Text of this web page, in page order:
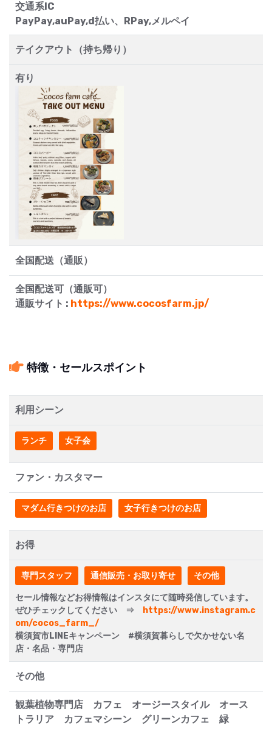
交通系IC
PayPay,auPay,d払い、RPay,メルペイ
テイクアウト（持ち帰り）
有り
全国配送（通販）
全国配送可（通販可）
通販サイト : https://www.cocosfarm.jp/
特徴・セールスポイント
利用シーン
ランチ 女子会
ファン・カスタマー
マダム行きつけのお店 女子行きつけのお店
お得
専門スタッフ 通信販売・お取り寄せ その他
セール情報などお得情報はインスタにて随時発信しています。
ぜひチェックしてください ⇒
https://www.instagram.c
om/cocos_farm_/
横須賀市LINEキャンペーン #横須賀暮らしで欠かせない名
店・名品・専門店
その他
観葉植物専門店 カフェ オージースタイル オース
トラリア カフェマシーン グリーンカフェ 緑